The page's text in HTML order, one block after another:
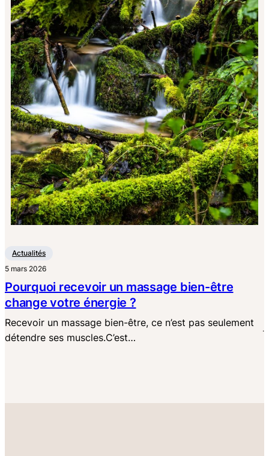
Actualités
5 mars 2026
Pourquoi recevoir un massage bien-être
change votre énergie ?
Recevoir un massage bien-être, ce n’est pas seulement
détendre ses muscles.C’est…
·